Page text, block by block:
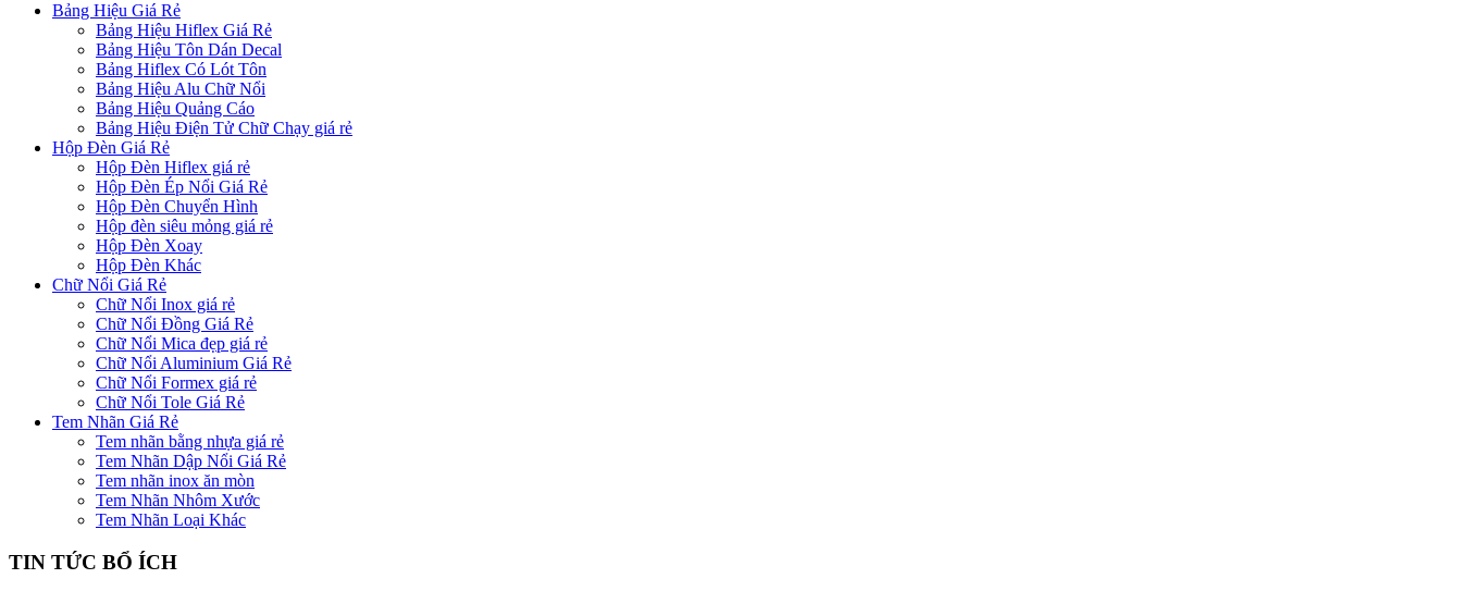
Bảng Hiệu Giá Rẻ
Bảng Hiệu Hiflex Giá Rẻ
Bảng Hiệu Tôn Dán Decal
Bảng Hiflex Có Lót Tôn
Bảng Hiệu Alu Chữ Nổi
Bảng Hiệu Quảng Cáo
Bảng Hiệu Điện Tử Chữ Chạy giá rẻ
Hộp Đèn Giá Rẻ
Hộp Đèn Hiflex giá rẻ
Hộp Đèn Ép Nổi Giá Rẻ
Hộp Đèn Chuyển Hình
Hộp đèn siêu mỏng giá rẻ
Hộp Đèn Xoay
Hộp Đèn Khác
Chữ Nổi Giá Rẻ
Chữ Nổi Inox giá rẻ
Chữ Nổi Đồng Giá Rẻ
Chữ Nổi Mica đẹp giá rẻ
Chữ Nổi Aluminium Giá Rẻ
Chữ Nổi Formex giá rẻ
Chữ Nổi Tole Giá Rẻ
Tem Nhãn Giá Rẻ
Tem nhãn bằng nhựa giá rẻ
Tem Nhãn Dập Nổi Giá Rẻ
Tem nhãn inox ăn mòn
Tem Nhãn Nhôm Xước
Tem Nhãn Loại Khác
TIN TỨC BỔ ÍCH